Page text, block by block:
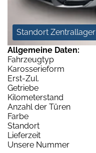
Standort Zentrallager
Allgemeine Daten:
Fahrzeugtyp
Karosserieform
Erst-Zul.
Getriebe
Kilometerstand
Anzahl der Türen
Farbe
Standort
Lieferzeit
Unsere Nummer